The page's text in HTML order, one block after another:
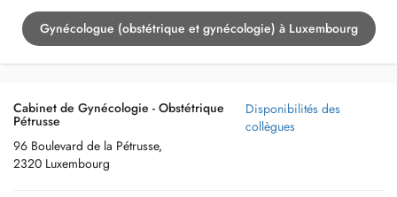
Gynécologue (obstétrique et gynécologie) à Luxembourg
Cabinet de Gynécologie - Obstétrique
Pétrusse
96 Boulevard de la Pétrusse,
2320 Luxembourg
Disponibilités des
collègues